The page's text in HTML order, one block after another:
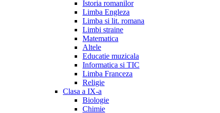
Istoria romanilor
Limba Engleza
Limba si lit. romana
Limbi straine
Matematica
Altele
Educatie muzicala
Informatica si TIC
Limba Franceza
Religie
Clasa a IX-a
Biologie
Chimie